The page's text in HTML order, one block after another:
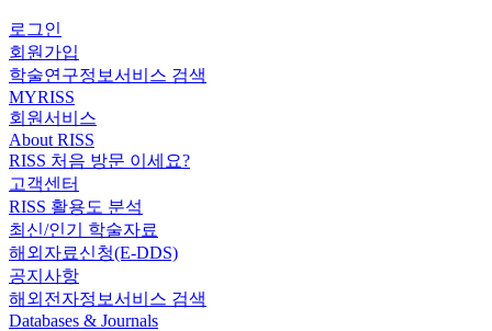
로그인
회원가입
학술연구정보서비스 검색
MYRISS
회원서비스
About RISS
RISS 처음 방문 이세요?
고객센터
RISS 활용도 분석
최신/인기 학술자료
해외자료신청(E-DDS)
공지사항
해외전자정보서비스 검색
Databases & Journals